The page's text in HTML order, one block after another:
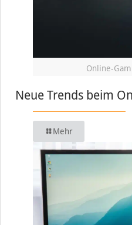
Online-
Neue Trends beim
Mehr